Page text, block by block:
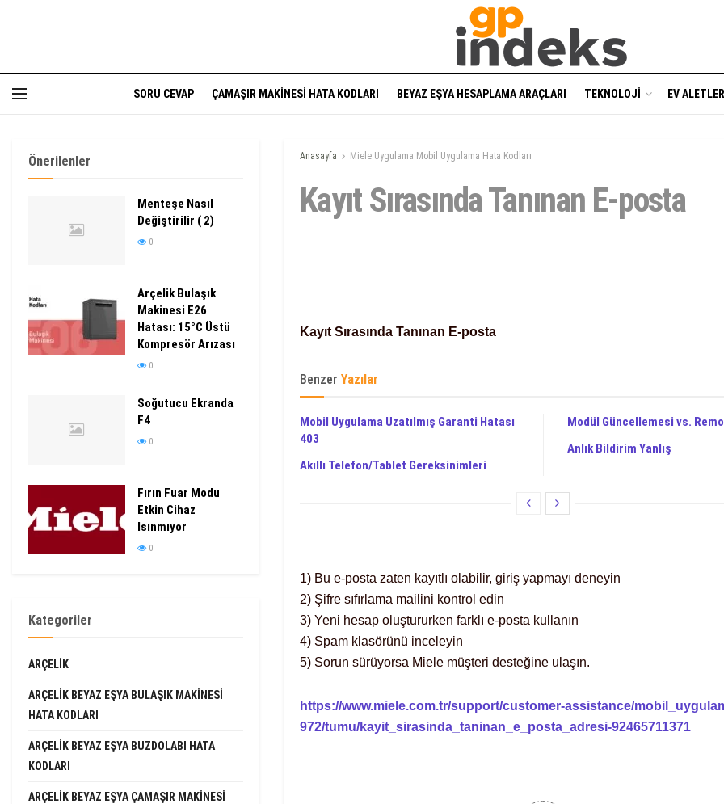
SORU CEVAP ÇAMAŞIR MAKINESI HATA KODLARI BEYAZ EŞYA HESAPLAMA ARAÇLARI TEKNOLOJI EV
Anasayfa Miele Uygulama Mobil Uygulama Hata Kodları
Kayıt Sırasında Tanınan E-posta
Kayıt Sırasında Tanınan E-posta
Benzer Yazılar
Mobil Uygulama Uzatılmış Garanti Hatası
403
Akıllı Telefon/Tablet Gereksinimleri
Modül Güncellemesi vs.
Anlık Bildirim Yanlış
1) Bu e-posta zaten kayıtlı olabilir, giriş yapmayı deneyin
2) Şifre sıfırlama mailini kontrol edin
3) Yeni hesap oluştururken farklı e-posta kullanın
4) Spam klasörünü inceleyin
5) Sorun sürüyorsa Miele müşteri desteğine ulaşın.
https://www.miele.com.tr/support/customer-assistance/
972/tumu/kayit_sirasinda_taninan_e_posta_adresi-92465711371
Önerilenler
Menteşe Nasıl
Değiştirilir ( 2)
0
Arçelik Bulaşık
Makinesi E26
Hatası: 15°C Üstü
Kompresör Arızası
0
Soğutucu Ekranda
F4
0
Fırın Fuar Modu
Etkin Cihaz
Isınmıyor
0
Kategoriler
ARÇELIK
ARÇELIK BEYAZ EŞYA BULAŞIK MAKINESI
HATA KODLARI
ARÇELIK BEYAZ EŞYA BUZDOLABI HATA
KODLARI
ARÇELIK BEYAZ EŞYA ÇAMAŞIR MAKINESI